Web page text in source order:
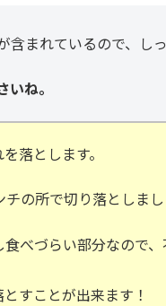
まれているので、し
ね。
落とします。
の所で切り落としまし
べづらい部分なので
すことが出来ます！